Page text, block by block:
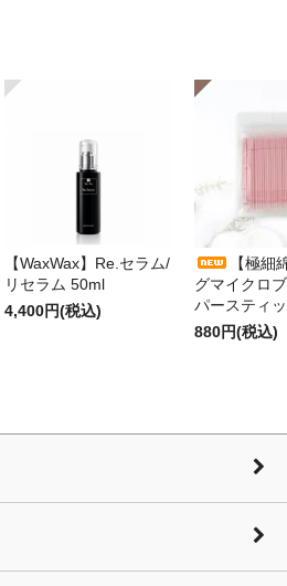
【WaxWax】Re.セラム/
リセラム 50ml
4,400円(税込)
【極細
グマイクロ
パースティ
880円(税込)